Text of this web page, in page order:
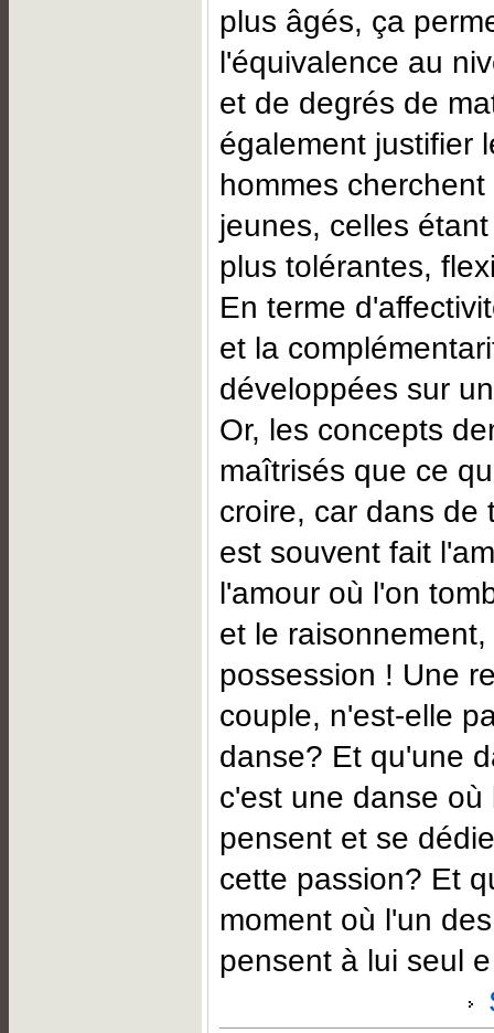
plus âgés, ça
l'équivalence au
et de degrés de
également justifier
hommes
jeunes, celles
plus tolérantes,
En terme
et la
développées sur
Or, les concepts
maîtrisés que ce
croire, car dans de
est souvent fait
l'amour où l'on
et le
possession ! Une
couple, n'est-elle
danse? Et qu'une
c'est une danse où
pensent et se
cette passion? Et
moment où l'un
pensent à lui seul e